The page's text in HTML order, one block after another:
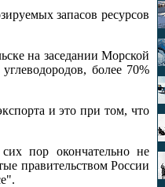
запасов ресурсов
на заседании Морской
более 70%
и это при том, что
пор окончательно не
правительством России